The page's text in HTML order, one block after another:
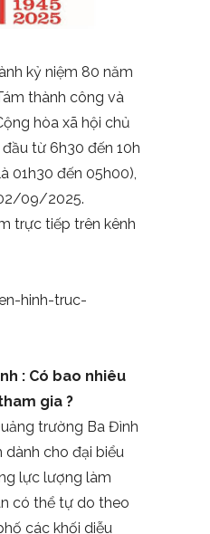
kỷ niệm 80 năm
thành công và
hòa xã hội chủ
từ 6h30 đến 10h
01h30 đến 05h00),
09/2025.
trực tiếp trên kênh
hinh-truc-
: Có bao nhiêu
gia ?
trường Ba Đình
dành cho đại biểu
lực lượng làm
có thể tự do theo
các khối diễu